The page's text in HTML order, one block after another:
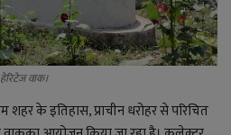
वाक।
शहर के इतिहास, प्राचीन धरोहर से परिचित